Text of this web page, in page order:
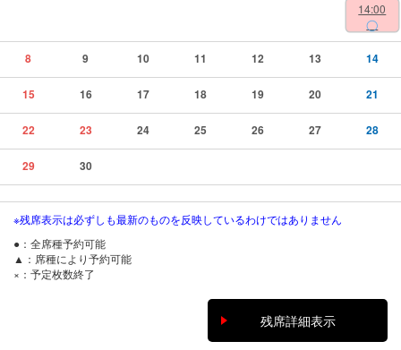
14:00
◯
8 9 10 11 12 13 14
15 16 17 18 19 20 21
22 23 24 25 26 27 28
29 30
※残席表示は必ずしも最新のものを反映しているわけではありません
●：全席種予約可能
▲：席種により予約可能
×：予定枚数終了
残席詳細表示